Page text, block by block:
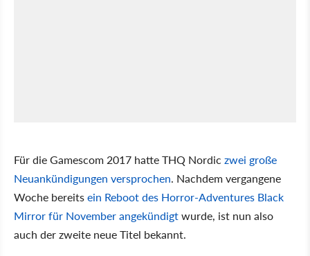
Für die Gamescom 2017 hatte THQ Nordic zwei große
Neuankündigungen versprochen. Nachdem vergangene
Woche bereitsein Reboot des Horror-Adventures Black
Mirror für November angekündigtwurde, ist nun also
auch der zweite neue Titel bekannt.